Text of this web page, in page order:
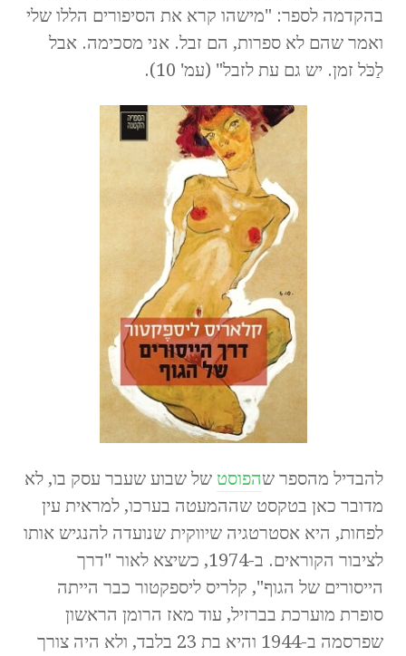
בהקדמה לספר: "מישהו קרא את הסיפורים הללו שלי
ואמר שהם לא ספרות, הם זבל. אני מסכימה. אבל
לַכֹּל זמן. יש גם עת לזבל" (עמ' 10).
להבדיל מהספר שהפוסט של שבוע שעבר עסק בו, לא
מדובר כאן בטקסט שההמעטה בערכו, למראית עין
לפחות, היא אסטרטגיה שיווקית שנועדה להנגיש אותו
לציבור הקוראים. ב-1974, כשיצא לאור "דרך
הייסורים של הגוף", קלריס ליספקטור כבר הייתה
סופרת מוערכת בברזיל, עוד מאז הרומן הראשון
שפרסמה ב-1944 והיא בת 23 בלבד, ולא היה צורך